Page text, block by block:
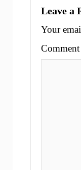
Leave a
Your
Comment